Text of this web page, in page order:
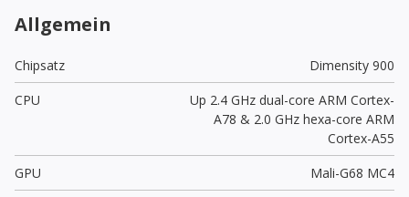
Allgemein
Chipsatz
Dimensity 900
CPU
Up 2.4 GHz dual-core ARM Cortex-
A78 & 2.0 GHz hexa-core ARM
Cortex-A55
GPU
Mali-G68 MC4